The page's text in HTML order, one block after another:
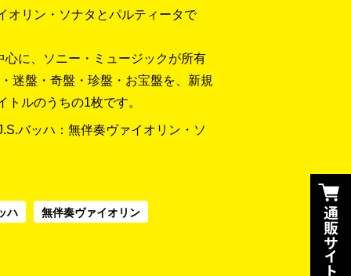
オリン・ソナタとパルティータで
に、ソニー・ミュージックが所有
迷盤・奇盤・珍盤・お宝盤を、新規
ルのうちの1枚です。
バッハ：無伴奏ヴァイオリン・ソ
ハ 無伴奏ヴァイオリン